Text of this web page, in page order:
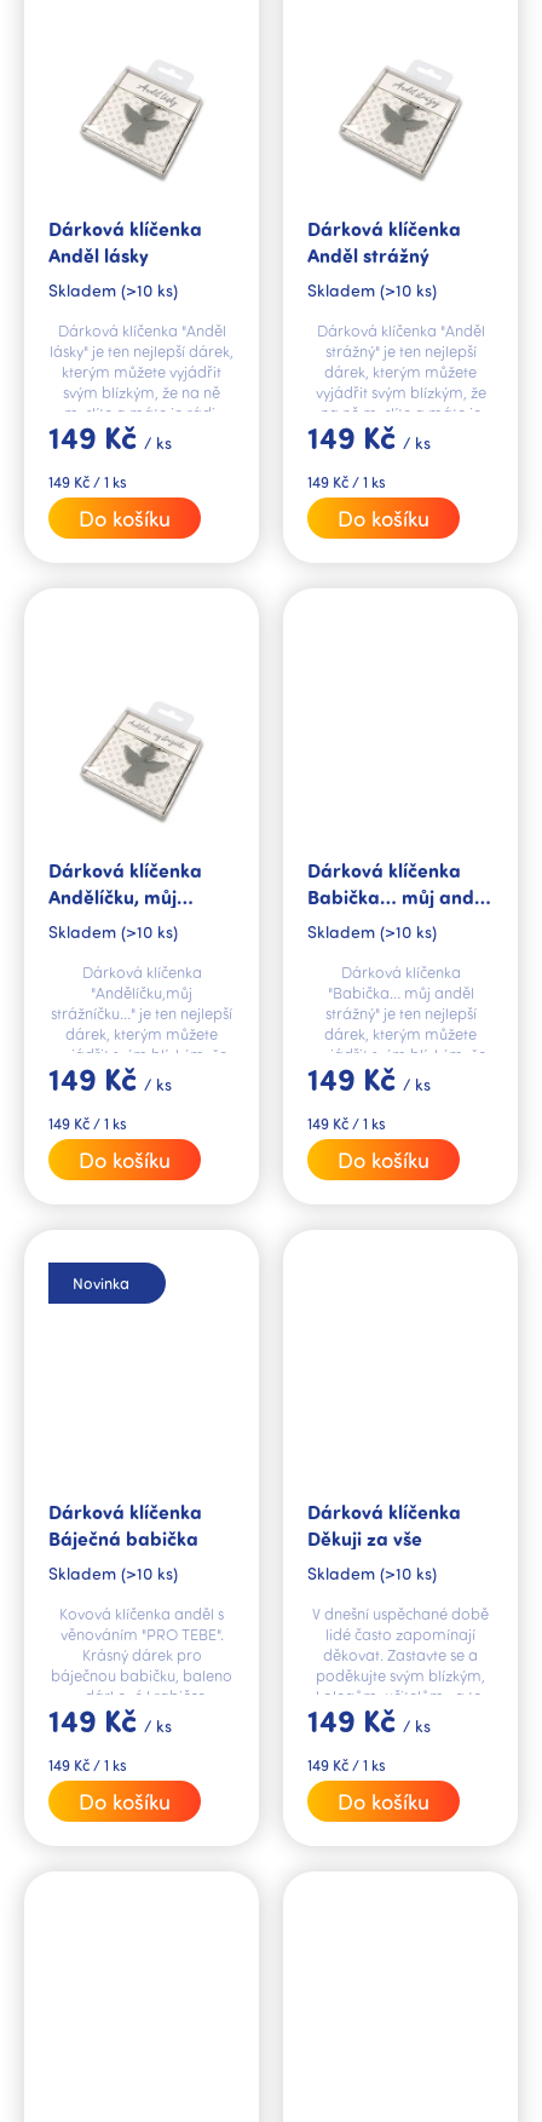
Dárková klíčenka
Anděl lásky
Skladem (>10 ks)
149 Kč / ks
Měrná
cena:
149 Kč / 1 ks
Do košíku
Dárková klíčenka "Anděl
lásky" je ten nejlepší dárek,
kterým můžete vyjádřit
svým blízkým, že na ně
myslíte a máte je rádi.
Dárková klíčenka
Anděl strážný
Skladem (>10 ks)
149 Kč / ks
Měrná
cena:
149 Kč / 1 ks
Do košíku
Dárková klíčenka "Anděl
strážný" je ten nejlepší
dárek, kterým můžete
vyjádřit svým blízkým, že
na ně myslíte a máte je
rádi.
Dárková klíčenka
Andělíčku, můj
strážníčku…
Skladem (>10 ks)
149 Kč / ks
Měrná
cena:
149 Kč / 1 ks
Do košíku
Dárková klíčenka
"Andělíčku,můj
strážníčku…" je ten nejlepší
dárek, kterým můžete
vyjádřit svým blízkým, že
na ně myslíte a máte je
rádi.
Dárková klíčenka
Babička… můj anděl
strážný
Skladem (>10 ks)
149 Kč / ks
Měrná
cena:
149 Kč / 1 ks
Do košíku
Dárková klíčenka
"Babička… můj anděl
strážný" je ten nejlepší
dárek, kterým můžete
vyjádřit svým blízkým, že
na ně myslíte a máte je
rádi.
Novinka
Dárková klíčenka
Báječná babička
Skladem (>10 ks)
149 Kč / ks
Měrná
cena:
149 Kč / 1 ks
Do košíku
Kovová klíčenka anděl s
věnováním "PRO TEBE".
Krásný dárek pro
báječnou babičku, baleno
v dárkové krabičce.
Dárková klíčenka
Děkuji za vše
Skladem (>10 ks)
149 Kč / ks
Měrná
cena:
149 Kč / 1 ks
Do košíku
V dnešní uspěchané době
lidé často zapomínají
děkovat. Zastavte se a
poděkujte svým blízkým,
kolegům, učitelům za to,
co pro vás udělali. Darujte
stylovou klíčenku s
věnováním.